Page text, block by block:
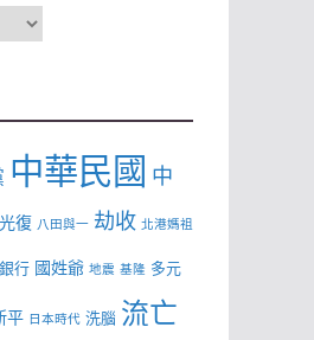
中華民國 中
光復 八田與一 劫收 北港媽祖
行 國姓爺 地震 基隆 多元
平 日本時代 洗腦 流亡